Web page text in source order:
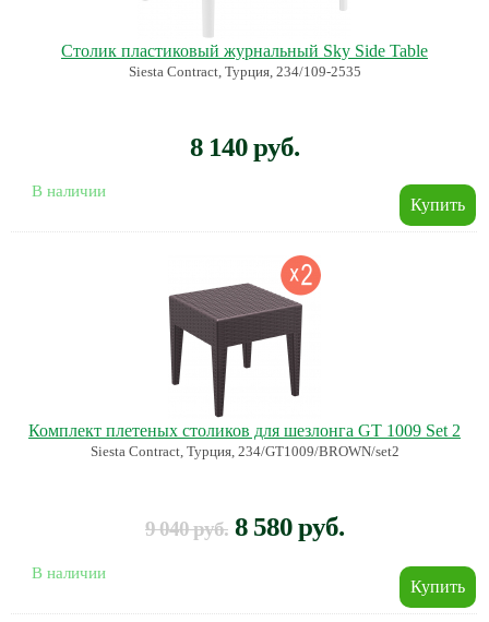
Столик пластиковый журнальный Sky Side Table
Siesta Contract, Турция, 234/109-2535
8 140 руб.
В наличии
Комплект плетеных столиков для шезлонга GT 1009 Set 2
Siesta Contract, Турция, 234/GT1009/BROWN/set2
9 040 руб. 8 580 руб.
В наличии